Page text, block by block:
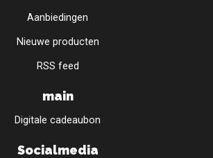
Aanbiedingen
Nieuwe producten
RSS feed
main
Digitale cadeaubon
Socialmedia